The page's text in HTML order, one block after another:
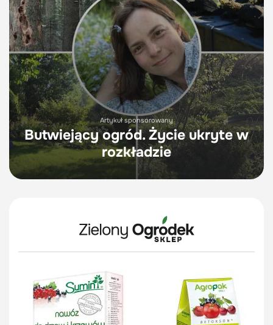
Artykuł sponsorowany
Butwiejący ogród. Życie ukryte w
rozkładzie